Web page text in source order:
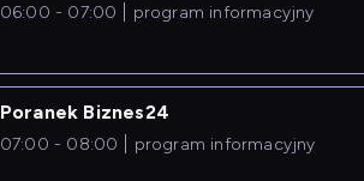
06:00 - 07:00 program informacyjny
Poranek Biznes24
07:00 - 08:00 program informacyjny